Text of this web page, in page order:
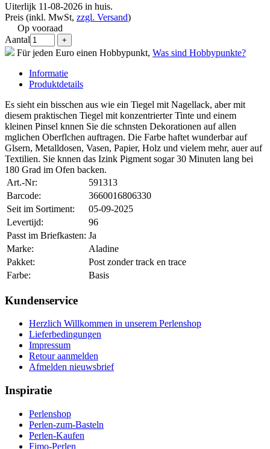
Uiterlijk 11-08-2026 in huis.
Preis (inkl. MwSt, zzgl. Versand)
Op vooraad
Aantal
Für jeden Euro einen Hobbypunkt, Was sind Hobbypunkte?
Informatie
Produktdetails
Es sieht ein bisschen aus wie ein Tiegel mit Nagellack, aber mit
diesem praktischen Tiegel mit konzentrierter Tinte und einem
kleinen Pinsel knnen Sie die schnsten Dekorationen auf allen
mglichen Oberflchen auftragen. Die Farbe haftet wunderbar auf
Glsern, Metalldosen, Vasen, Papier, Holz und vielem mehr, auer auf
Textilien. Sie knnen das Izink Pigment sogar 30 Minuten lang bei
180 Grad im Ofen backen.
Art.-Nr:
591313
Barcode:
3660016806330
Seit im Sortiment:
05-09-2025
Levertijd:
96
Passt im Briefkasten: Ja
Marke:
Aladine
Pakket:
Post zonder track en trace
Farbe:
Basis
Kundenservice
Herzlich Willkommen in unserem Perlenshop
Lieferbedingungen
Impressum
Retour aanmelden
Afmelden nieuwsbrief
Inspiratie
Perlenshop
Perlen-zum-Basteln
Perlen-Kaufen
Fimo-Perlen